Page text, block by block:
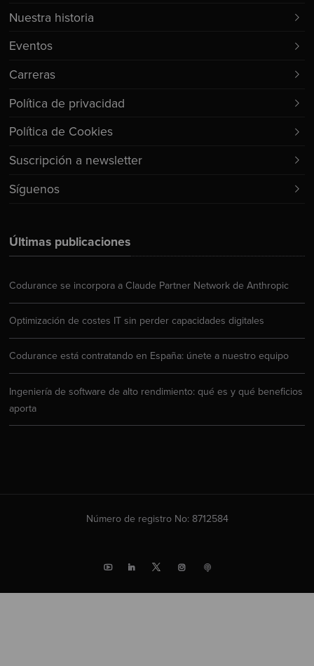
Últimas publicaciones
Codurance se incorpora a Claude Partner Network de Anthropic
Optimización de costes IT sin perder capacidades digitales
Codurance está contratando en España: únete a nuestro equipo
Ingeniería de software de alto rendimiento: qué es y qué beneficios
aporta
Nuestra historia
Eventos
Carreras
Política de privacidad
Política de Cookies
Suscripción a newsletter
Síguenos
Número de registro No: 8712584